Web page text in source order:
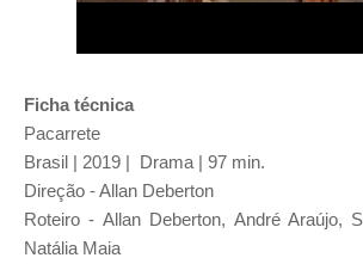
Ficha técnica
Pacarrete
Brasil | 2019 | Drama | 97 min.
Direção - Allan Deberton
Roteiro - Allan Deberton, André Araújo,
Natália Maia